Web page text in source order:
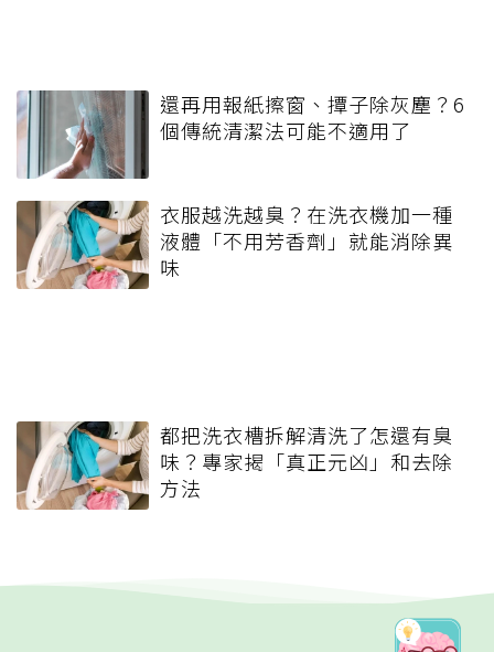
還再用報紙擦窗、撢子除灰塵？6
個傳統清潔法可能不適用了
衣服越洗越臭？在洗衣機加一種
液體「不用芳香劑」就能消除異
味
都把洗衣槽拆解清洗了怎還有臭
味？專家揭「真正元凶」和去除
方法